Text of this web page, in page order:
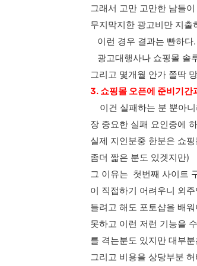
그래서 고만 고만한 남들
무지막지한 광고비만 지
이런 경우 결과는 빤하다.
광고대행사나 쇼핑몰 솔
그리고 몇개월 안가 쫄딱
3. 쇼핑몰 오픈에 준비기간
이건 실패하는 분 뿐아니
장 중요한 실패 요인중에
실제 지인분중 한분은 쇼
좀더 짧은 분도 있겟지만)
그 이유는 첫번째 사이트
이 직접하기 어려우니 외
들려고 해도 포토샵을 배
못하고 이런 저런 기능을
를 격는분도 있지만 대부
그리고 비용을 상당부분